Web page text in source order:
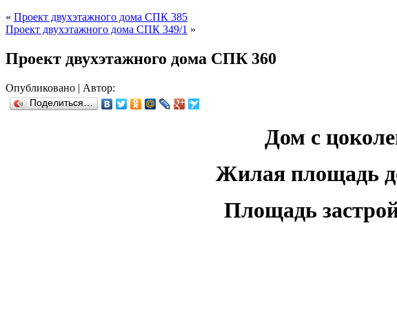
« Проект двухэтажного дома СПК 385
Проект двухэтажного дома СПК 349/1 »
Проект двухэтажного дома СПК 360
Опубликовано | Автор:
Поделиться…
Дом с
Жилая площадь
Площадь